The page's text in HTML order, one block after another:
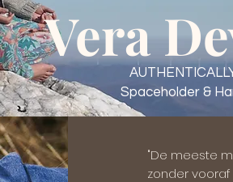
Vera
Spaceholder &
"De meeste
zonder